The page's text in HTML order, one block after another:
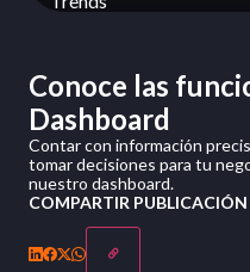
Conoce las
Dashboard
Contar con información
tomar decisiones para tu
nuestro dashboard.
COMPARTIR PUBLICACIÓN